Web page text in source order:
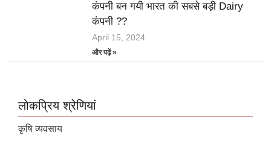
कंपनी बन गयी भारत की सबसे बड़ी Dairy
कंपनी ??
April 15, 2024
और पढ़ें »
लोकप्रिय श्रेणियां
कृषि व्यवसाय